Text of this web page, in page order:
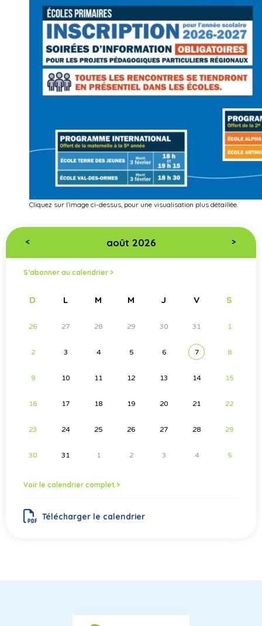
Cliquez sur l’image ci-dessus, pour une visualisation plus détaillée.
< août 2026 >
S’abonner au calendrier >
D L M M J V S
26 27 28 29 30 31 1
2 3 4 5 6 7 8
9 10 11 12 13 14 15
16 17 18 19 20 21 22
23 24 25 26 27 28 29
30 31 1 2 3 4 5
Voir le calendrier complet >
Télécharger le calendrier